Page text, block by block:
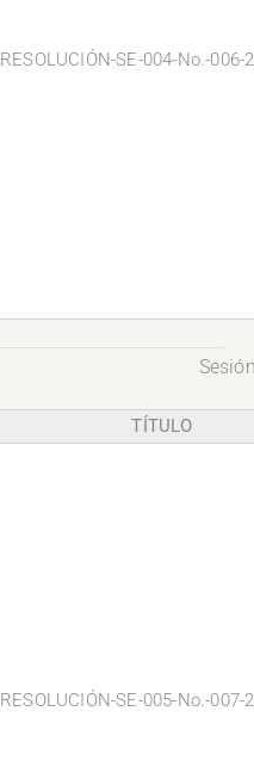
RESOLUCIÓN-SE-004-No.-006-
TÍTULO
RESOLUCIÓN-SE-005-No.-007-